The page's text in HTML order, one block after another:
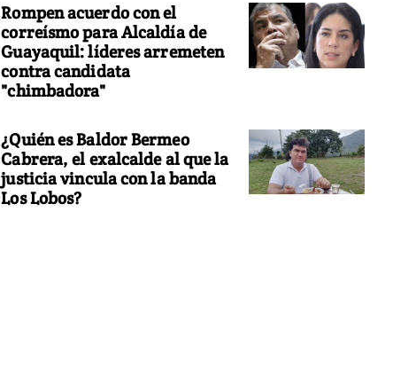
Rompen acuerdo con el
correísmo para Alcaldía de
Guayaquil: líderes arremeten
contra candidata
"chimbadora"
¿Quién es Baldor Bermeo
Cabrera, el exalcalde al que la
justicia vincula con la banda
Los Lobos?